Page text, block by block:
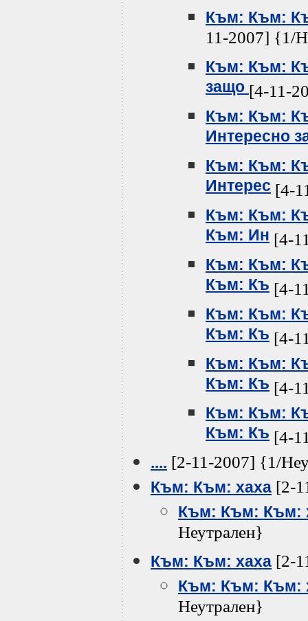
Към: Към:
11-2007] {1/
Към: Към:
защо[4-11-
Към: Към:
Интересно
Към: Към:
Интерес [4-
Към: Към:
Към: Ин [4-
Към: Към:
Към: Къ [4-
Към: Към:
Към: Къ [4-
Към: Към:
Към: Къ [4-
Към: Към:
Към: Къ [4-
.... [2-11-2007] {1/
Към: Към: хаха [2-
Към: Към: Към:
Неутрален}
Към: Към: хаха [2-
Към: Към: Към:
Неутрален}